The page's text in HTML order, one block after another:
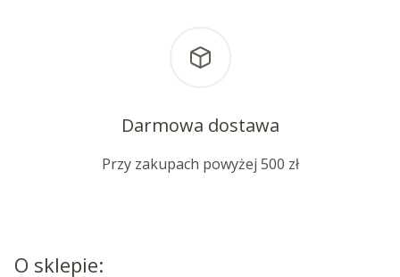
Darmowa dostawa
Przy zakupach powyżej 500 zł
O sklepie: